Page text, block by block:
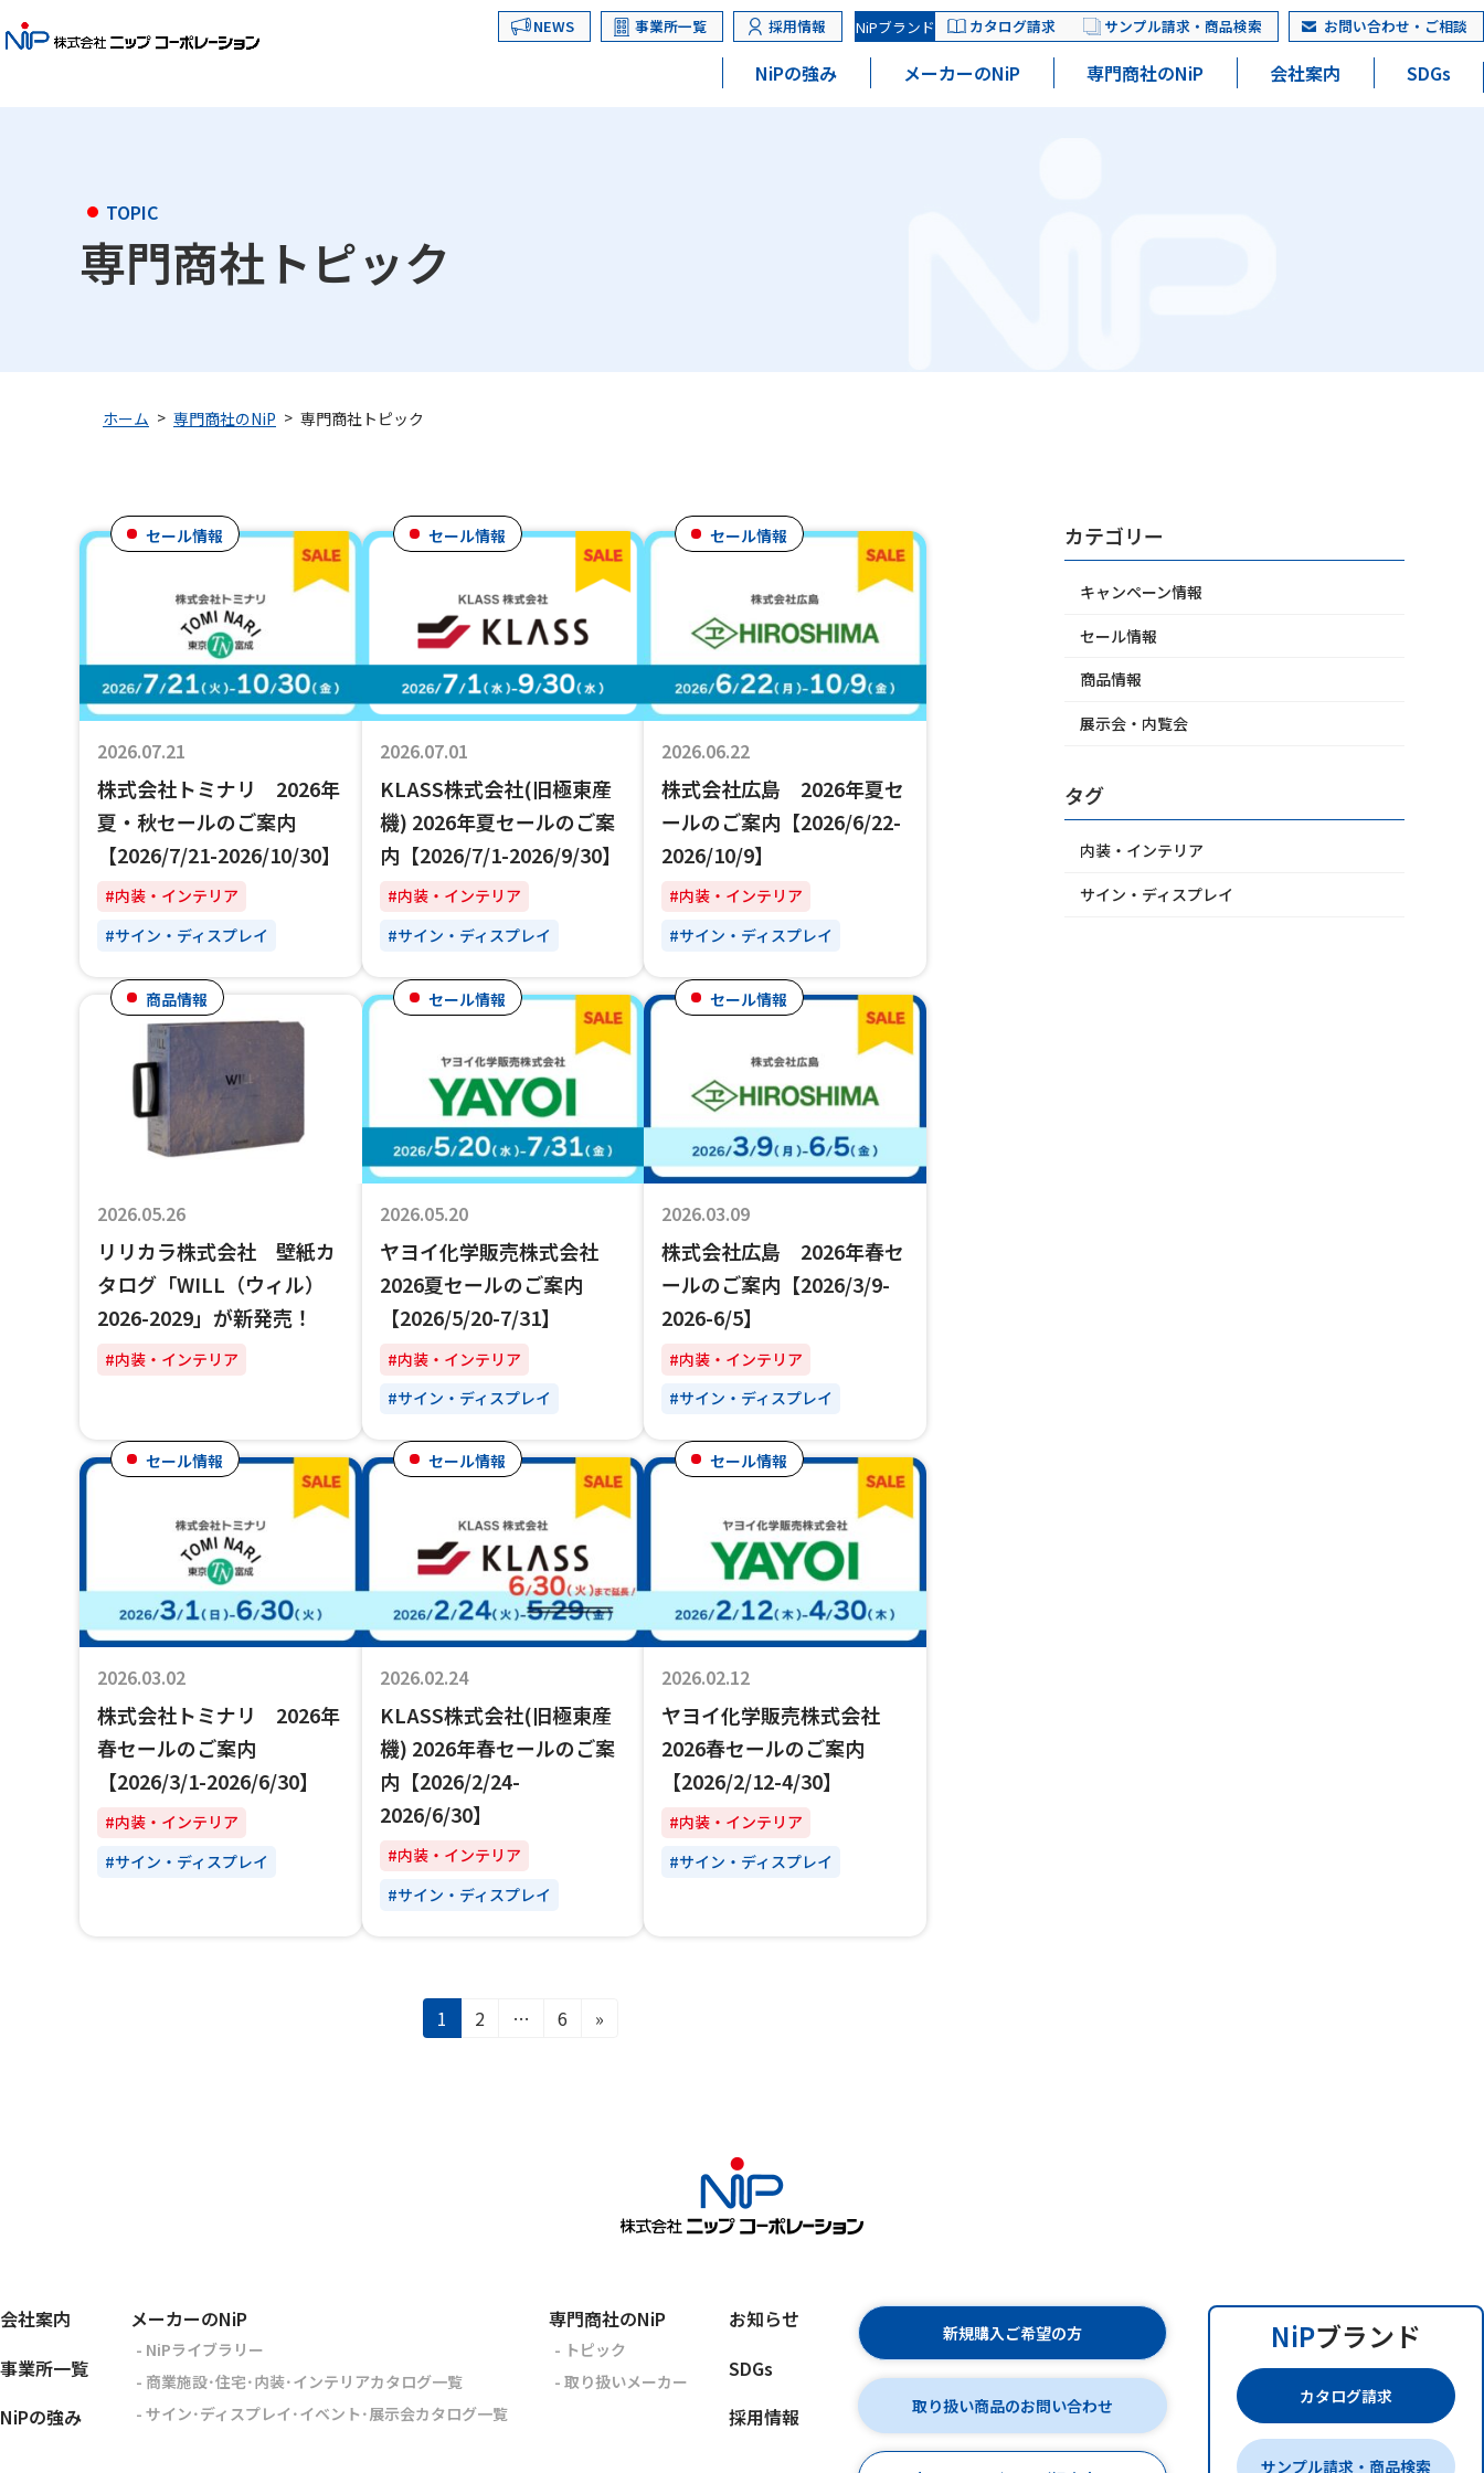
NEWS 事業所一覧 採用情報 NiPブランド カタログ請求 サンプル請求・商品検索 お問い合わせ・ご相談
NiPの強み メーカーのNiP 専門商社のNiP 会社案内 SDGs
専門商社トピック
TOPIC
ホーム 専門商社のNiP 専門商社トピック
セール情報
2026.07.21
株式会社トミナリ 2026年
夏・秋セールのご案内
【2026/7/21-2026/10/30】
#内装・インテリア
#サイン・ディスプレイ
セール情報
2026.07.01
KLASS株式会社(旧極東産
機) 2026年夏セールのご案
内【2026/7/1-2026/9/30】
#内装・インテリア
#サイン・ディスプレイ
セール情報
2026.06.22
株式会社広島 2026年夏セ
ールのご案内【2026/6/22-
2026/10/9】
#内装・インテリア
#サイン・ディスプレイ
商品情報
2026.05.26
リリカラ株式会社 壁紙カ
タログ「WILL（ウィル）
2026-2029」が新発売！
#内装・インテリア
セール情報
2026.05.20
ヤヨイ化学販売株式会社
2026夏セールのご案内
【2026/5/20-7/31】
#内装・インテリア
#サイン・ディスプレイ
セール情報
2026.03.09
株式会社広島 2026年春セ
ールのご案内【2026/3/9-
2026-6/5】
#内装・インテリア
#サイン・ディスプレイ
セール情報
2026.03.02
株式会社トミナリ 2026年
春セールのご案内
【2026/3/1-2026/6/30】
#内装・インテリア
#サイン・ディスプレイ
セール情報
2026.02.24
KLASS株式会社(旧極東産
機) 2026年春セールのご案
内【2026/2/24-
2026/6/30】
#内装・インテリア
#サイン・ディスプレイ
セール情報
2026.02.12
ヤヨイ化学販売株式会社
2026春セールのご案内
【2026/2/12-4/30】
#内装・インテリア
#サイン・ディスプレイ
固
定
1
固
2 …
固
6 »
カテゴリー
キャンペーン情報
セール情報
商品情報
展示会・内覧会
タグ
内装・インテリア
サイン・ディスプレイ
会社案内
事業所一覧
NiPの強み
メーカーのNiP
- NiPライブラリー
- 商業施設･住宅･内装･インテリアカタログ一覧
- サイン･ディスプレイ･イベント･展示会カタログ一覧
専門商社のNiP
- トピック
- 取り扱いメーカー
お知らせ
SDGs
採用情報
新規購入ご希望の方
取り扱い商品のお問い合わせ
NiPブランド
カタログ請求
サンプル請求・商品検索